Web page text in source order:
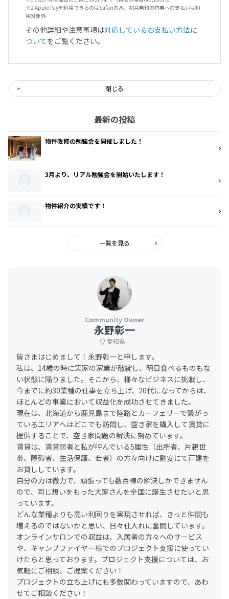
※2 Apple Payを利用できるのはSafariのみ、初月無料の特典への支払いは利
用対象外
その他詳細や注意事項は対応しているお支払い方法に
ついてをご覧ください。
閉じる
最新の投稿
物件改修の勉強会を開催しました！
3月より、リアル勉強会を開始いたします！
物件紹介の実績です！
一覧を見る
永野彰一
愛知県
皆さまはじめまして！永野彰一と申します。
私は、14歳の時に実家の家業が破綻し、明日食べるものもな
い状態に陥りました。そこから、様々なビジネスに挑戦し、
今までに約30業種の仕事を立ち上げ、20代になってからは、
ほとんどの事業において収益化を成功させてきました。
現在は、北海道から鹿児島まで陸路とカーフェリーで繋がっ
ているエリアへはどこでも訪問し、空き家を購入して賃貸に
提供することで、空き家問題の解決に努めています。
賃貸は、賃貸弱者と私が呼んでいる5属性（出所者、片親世
帯、障碍者、生活保護、若者）の方々向けに割安にて戸建を
お貸ししています。
自分の力は微力で、頑張っても数百棟の解決しかできません
ので、同じ想いをもった大家さんを全国に誕生させたいと思
っています。
どんな業種よりも高い利回りを実現させれば、きっと仲間も
増えるのではないかと思い、日々仕入れに奮闘しています。
オンラインサロンでの収益は、入居者の方々へのサービス
や、キャンプファイヤー様でのプロジェクト支援に使ってい
けたらと思っております。プロジェクト支援については、お
気軽にご相談、ご提案ください！
プロジェクトの立ち上げにも多数関わっていますので、あわ
せてご相談ください！